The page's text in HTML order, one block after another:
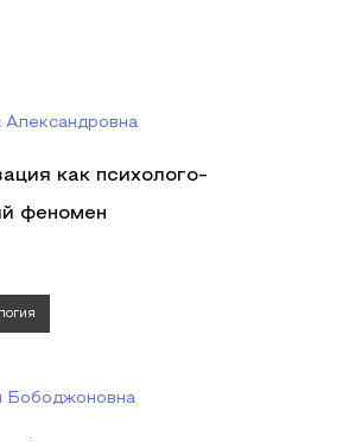
как психолого-
феномен
Бободжоновна